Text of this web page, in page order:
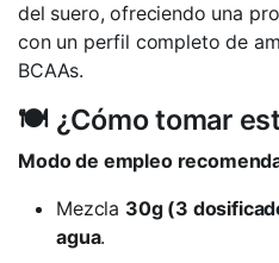
del suero, ofreciendo una
con un perfil completo de
BCAAs.
🍽️ ¿Cómo tomar
Modo de empleo
Mezcla 30g (3
agua.